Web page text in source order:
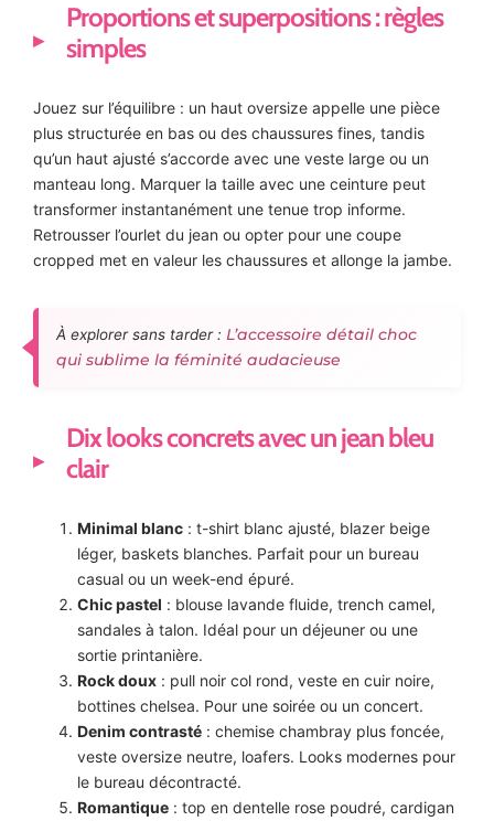
Proportions et superpositions : règles
simples
Jouez sur l’équilibre : un haut oversize appelle une pièce
plus structurée en bas ou des chaussures fines, tandis
qu’un haut ajusté s’accorde avec une veste large ou un
manteau long. Marquer la taille avec une ceinture peut
transformer instantanément une tenue trop informe.
Retrousser l’ourlet du jean ou opter pour une coupe
cropped met en valeur les chaussures et allonge la jambe.
À explorer sans tarder : L’accessoire détail choc
qui sublime la féminité audacieuse
Dix looks concrets avec un jean bleu
clair
Minimal blanc : t-shirt blanc ajusté, blazer beige
léger, baskets blanches. Parfait pour un bureau
casual ou un week-end épuré.
Chic pastel : blouse lavande fluide, trench camel,
sandales à talon. Idéal pour un déjeuner ou une
sortie printanière.
Rock doux : pull noir col rond, veste en cuir noire,
bottines chelsea. Pour une soirée ou un concert.
Denim contrasté : chemise chambray plus foncée,
veste oversize neutre, loafers. Looks modernes pour
le bureau décontracté.
Romantique : top en dentelle rose poudré, cardigan